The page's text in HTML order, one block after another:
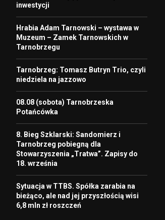
inwestycji
Hrabia Adam Tarnowski – wystawa w
Muzeum – Zamek Tarnowskich w
Tarnobrzegu
Tarnobrzeg: Tomasz Butryn Trio, czyli
niedziela na jazzowo
08.08 (sobota) Tarnobrzeska
Potańcówka
8. Bieg Szklarski: Sandomierz i
Tarnobrzeg pobiegną dla
Stowarzyszenia „Tratwa”. Zapisy do
18. września
Sytuacja w TTBS. Spółka zarabia na
bieżąco, ale nad jej przyszłością wisi
6,8 mln zł roszczeń